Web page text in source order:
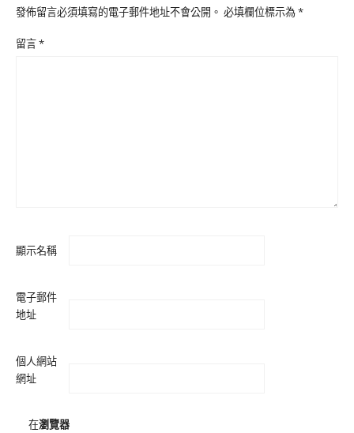
發佈留言必須填寫的電子郵件地址不會公開。 必填欄位標示為*
留言*
顯示名稱
電子郵件
地址
個人網站
網址
在瀏覽器